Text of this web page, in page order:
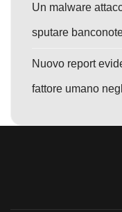
Un malware
sputare
Nuovo report
fattore umano